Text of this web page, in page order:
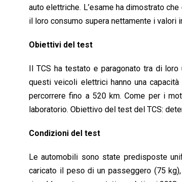
auto elettriche. L’esame ha dimostrato
il loro consumo supera nettamente i valori
Obiettivi del test
Il TCS ha testato e paragonato tra di
questi veicoli elettrici hanno una
percorrere fino a 520 km. Come per i
laboratorio. Obiettivo del test del TCS:
Condizioni del test
Le automobili sono state predisposte
caricato il peso di un passeggero (75